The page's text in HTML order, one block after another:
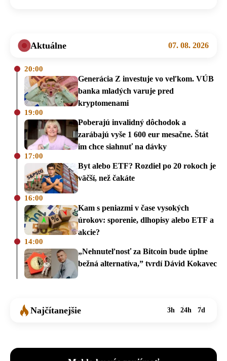
Aktuálne 07. 08. 2026
20:00
Generácia Z investuje vo veľkom. VÚB
banka mladých varuje pred
kryptomenami
19:00
Poberajú invalidný dôchodok a
zarábajú vyše 1 600 eur mesačne. Štát
im chce siahnuť na dávky
17:00
Byt alebo ETF? Rozdiel po 20 rokoch je
väčší, než čakáte
16:00
Kam s peniazmi v čase vysokých
úrokov: sporenie, dlhopisy alebo ETF a
akcie?
14:00
„Nehnuteľnosť za Bitcoin bude úplne
bežná alternatíva,” tvrdí Dávid Kokavec
Najčítanejšie 3h 24h 7d